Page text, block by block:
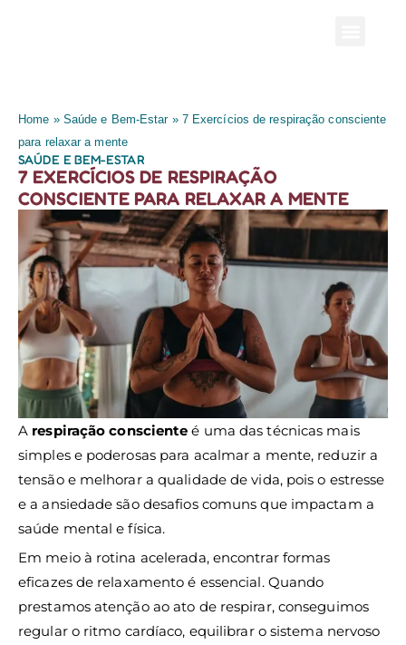
Home » Saúde e Bem-Estar» 7 Exercícios de respiração consciente
para relaxar a mente
SAÚDE E BEM-ESTAR
7 EXERCÍCIOS DE RESPIRAÇÃO
CONSCIENTE PARA RELAXAR A MENTE
A respiração consciente é uma das técnicas mais
simples e poderosas para acalmar a mente, reduzir a
tensão e melhorar a qualidade de vida, pois o estresse
e a ansiedade são desafios comuns que impactam a
saúde mental e física.
Em meio à rotina acelerada, encontrar formas
eficazes de relaxamento é essencial. Quando
prestamos atenção ao ato de respirar, conseguimos
regular o ritmo cardíaco, equilibrar o sistema nervoso